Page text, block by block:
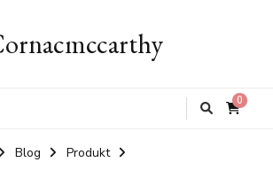
0
Blog
Produkt